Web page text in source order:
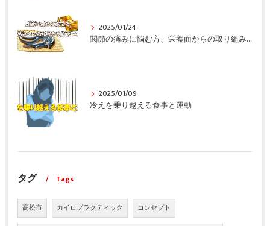
2025/01/24
関節の痛みに悩む方、栄養面からの取り組みも重要ですよ！
2025/01/09
冷えを乗り越える食事と運動
タグ Tags
高松市 カイロプラクティック コンセプト